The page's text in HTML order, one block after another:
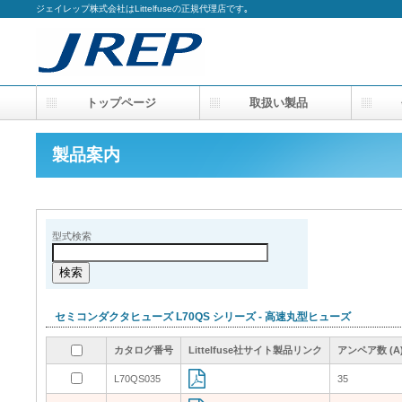
ジェイレップ株式会社はLittelfuseの正規代理店です｡
製品案内
型式検索
セミコンダクタヒューズ L70QS シリーズ - 高速丸型ヒューズ
カタログ番号 Littelfuse社サイト製品リンク アンペア数
カタログ番号 Littelfuse社サイト製品リンク アンペア数
カタログ番号 Littelfuse社サイト製品リンク アンペア数
L70QS035 35
カタログ番号 Littelfuse社サイト製品リンク アンペア数
L70QS035 35
トップページ 取扱い製品